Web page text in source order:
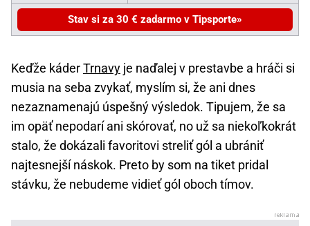
Stav si za 30 € zadarmo v Tipsporte
Keďže káderTrnavy je naďalej v prestavbe a hráči si
musia na seba zvykať, myslím si, že ani dnes
nezaznamenajú úspešný výsledok. Tipujem, že sa
im opäť nepodarí ani skórovať, no už sa niekoľkokrát
stalo, že dokázali favoritovi streliť gól a ubrániť
najtesnejší náskok. Preto by som na tiket pridal
stávku, že nebudeme vidieť gól oboch tímov.